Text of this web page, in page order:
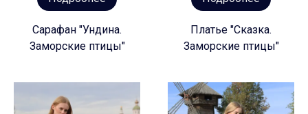
Сарафан "Ундина.
Заморские птицы"
Платье "Сказка.
Заморские птицы"